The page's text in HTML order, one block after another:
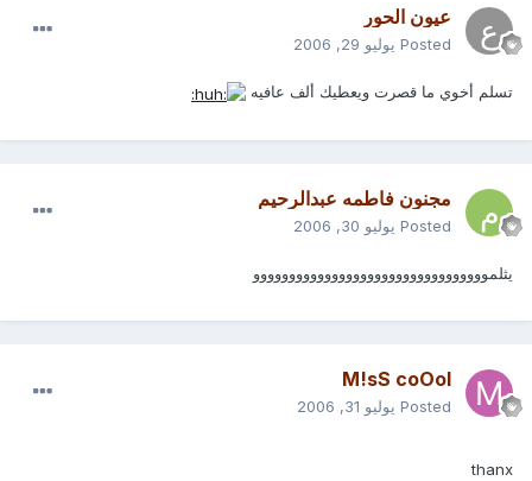
عيون الحور
Posted يوليو 29, 2006
تسلم أخوي ما قصرت ويعطيك ألف عافيه
مجنون فاطمه عبدالرحيم
Posted يوليو 30, 2006
يثلمووووووووووووووووووووووووووووووووو
M!sS coOol
Posted يوليو 31, 2006
thanx